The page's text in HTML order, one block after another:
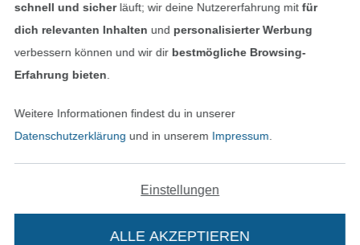
In deinen Warenkorb
Unsere Versandpartner
Impressum
AGB
In den deutschen Shop wechseln (aktuell
schnell und sicherläuft; wir deine Nutzererfahrung mitfür
dich relevanten Inhalten und personalisierter Werbung
verbessern können und wir dir bestmögliche Browsing-
Erfahrung bieten
Weitere Informationen findest du in unserer
Datenschutzerklärung und in unserem Impressum
Einstellungen
ALLE AKZEPTIEREN